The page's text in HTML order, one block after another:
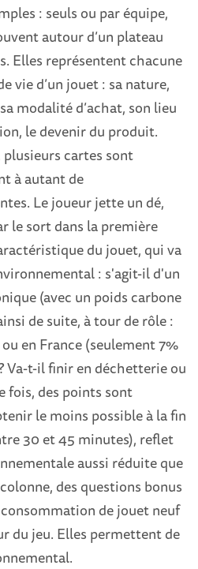
: seuls ou par équipe,
autour d’un plateau
Elles représentent chacune
vie d’un jouet : sa nature,
modalité d’achat, son lieu
le devenir du produit.
cartes sont
à autant de
Le joueur jette un dé,
le sort dans la première
du jouet, qui va
: s'agit-il d'un
(avec un poids carbone
de suite, à tour de rôle :
en France (seulement 7%
Va-t-il finir en déchetterie ou
fois, des points sont
le moins possible à la fin
30 et 45 minutes), reflet
aussi réduite que
des questions bonus
de jouet neuf
du jeu. Elles permettent de